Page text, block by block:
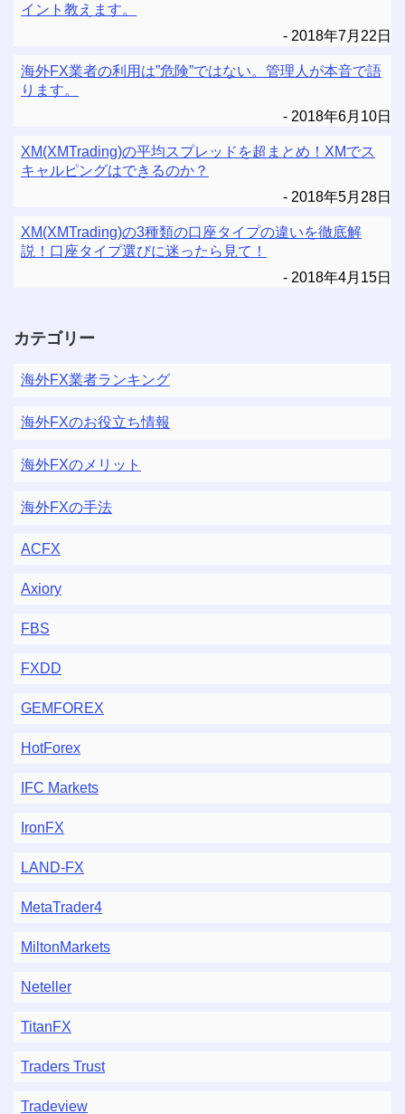
イント教えます。
2018年7月22日
海外FX業者の利用は”危険”ではない。管理人が本音で語
ります。
2018年6月10日
XM(XMTrading)の平均スプレッドを超まとめ！XMでス
キャルピングはできるのか？
2018年5月28日
XM(XMTrading)の3種類の口座タイプの違いを徹底解
説！口座タイプ選びに迷ったら見て！
2018年4月15日
カテゴリー
海外FX業者ランキング
海外FXのお役立ち情報
海外FXのメリット
海外FXの手法
ACFX
Axiory
FBS
FXDD
GEMFOREX
HotForex
IFC Markets
IronFX
LAND-FX
MetaTrader4
MiltonMarkets
Neteller
TitanFX
Traders Trust
Tradeview